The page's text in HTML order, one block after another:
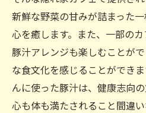
新鮮な野菜の甘みが詰まった
心を癒します。また、一部の
豚汁アレンジも楽しむことが
な食文化を感じることができ
んに使った豚汁は、健康志向
心も体も満たされること間違